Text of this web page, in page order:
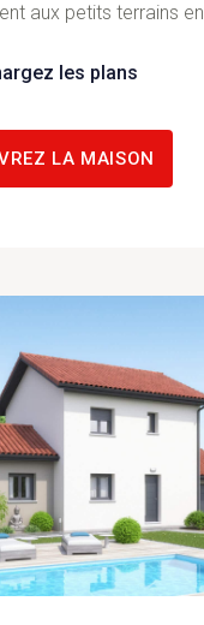
aux petits terrains en
les plans
LA MAISON